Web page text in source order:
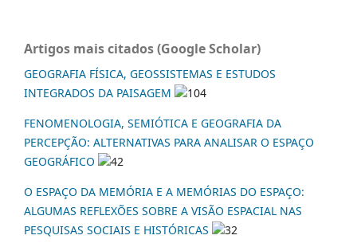
Artigos mais citados (Google Scholar)
GEOGRAFIA FÍSICA, GEOSSISTEMAS E ESTUDOS
INTEGRADOS DA PAISAGEM
104
FENOMENOLOGIA, SEMIÓTICA E GEOGRAFIA DA
PERCEPÇÃO: ALTERNATIVAS PARA ANALISAR O ESPAÇO
GEOGRÁFICO
42
O ESPAÇO DA MEMÓRIA E A MEMÓRIAS DO ESPAÇO:
ALGUMAS REFLEXÕES SOBRE A VISÃO ESPACIAL NAS
PESQUISAS SOCIAIS E HISTÓRICAS
32